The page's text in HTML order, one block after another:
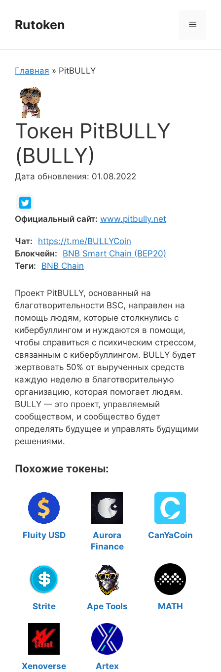
содержимому
Rutoken Меню
Главная » PitBULLY
Токен PitBULLY
(BULLY)
Дата обновления: 01.08.2022
Официальный сайт: www.pitbully.net
Чат:
https://t.me/BULLYCoin
Блокчейн:
BNB Smart Chain (BEP20)
Теги:
BNB Chain
Проект PitBULLY, основанный на
благотворительности BSC, направлен на
помощь людям, которые столкнулись с
кибербуллингом и нуждаются в помощи,
чтобы справиться с психическим стрессом,
связанным с кибербуллингом. BULLY будет
жертвовать 50% от вырученных средств
каждую неделю в благотворительную
организацию, которая помогает людям.
BULLY — это проект, управляемый
сообществом, и сообщество будет
определять будущее и управлять будущими
решениями.
Похожие токены:
Fluity USD
Aurora
Finance
CanYaCoin
Strite Ape Tools MATH
Xenoverse
Artex